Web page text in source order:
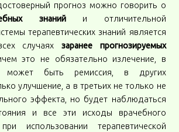
прогноз можно говорить о
знанийи отличительной
терапевтических знаний является
случаях заранее прогнозируемых
это не обязательно излечение, в
может быть ремиссия, в других
улучшение, а в третьих не только не
эффекта, но будет наблюдаться
и все эти исходы врачебного
использовании терапевтической